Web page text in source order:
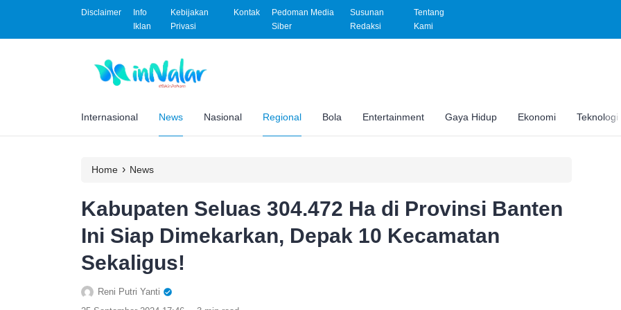
Disclaimer
Info
Iklan
Kebijakan
Privasi
Kontak
Pedoman Media
Siber
Susunan
Redaksi
Tentang
Kami
Internasional News Nasional Regional Bola Entertainment Gaya Hidup Ekonomi Teknologi
Home › News
Kabupaten Seluas 304.472 Ha di Provinsi Banten
Ini Siap Dimekarkan, Depak 10 Kecamatan
Sekaligus!
Reni Putri Yanti